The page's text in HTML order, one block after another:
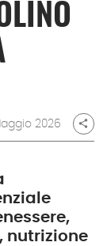
2026 share
nutrizione